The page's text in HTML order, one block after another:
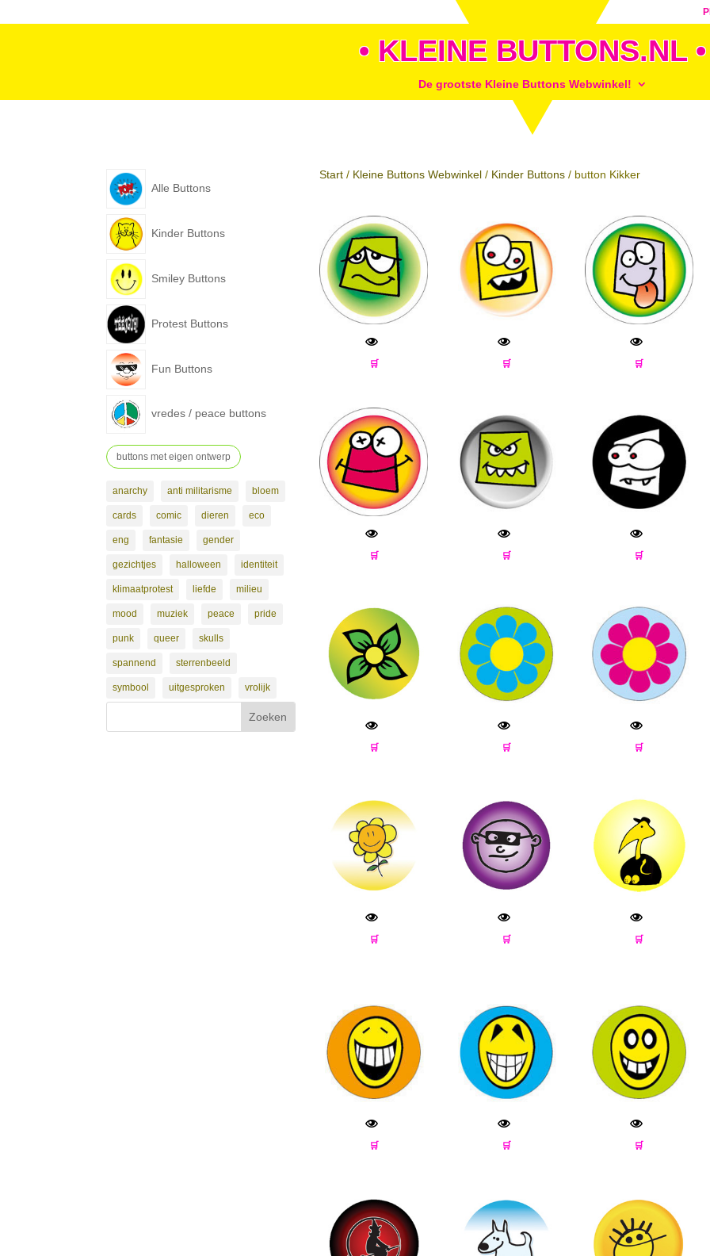
• KLEINE BUTTONS.NL •
De grootste Kleine Buttons Webwinkel!
Alle Buttons
Kinder Buttons
Smiley Buttons
Protest Buttons
Fun Buttons
vredes / peace buttons
buttons met eigen ontwerp
anarchy anti militarisme bloem
cards comic dieren eco
eng fantasie gender
gezichtjes halloween identiteit
klimaatprotest liefde milieu
mood muziek peace pride
punk queer skulls
spannend sterrenbeeld
symbool uitgesproken vrolijk
Start / Kleine Buttons Webwinkel / Kinder Buttons / button Kikker
🛒 🛒 🛒
🛒 🛒 🛒
🛒 🛒 🛒
🛒 🛒 🛒
🛒 🛒 🛒